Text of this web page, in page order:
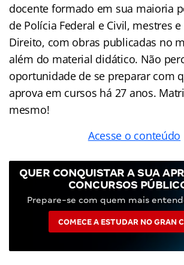
docente formado em sua maioria
de Polícia Federal e Civil, mestres
Direito, com obras publicadas no
além do material didático. Não
oportunidade de se preparar com
aprova em cursos há 27 anos.
mesmo!
Acesse o conteúdo
QUER CONQUISTAR A SUA
CONCURSOS
Prepare-se com quem mais
COMECE A ESTUDAR NO GRAN